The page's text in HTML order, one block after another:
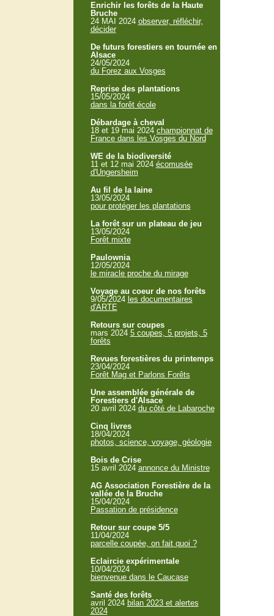
Enrichir les forêts de la Haute
Bruche
24 MAI 2024 observer, réfléchir,
décider
De futurs forestiers en tournée en
Alsace
24/05/2024
du Forez aux Vosges
Reprise des plantations
15/05/2024
dans la forêt école
Débardage à cheval
18 et 19 mai 2024 championnat de
France dans les Vosges du Nord
WE de la biodiversité
11 et 12 mai 2024 écomusée
d'Ungersheim
Au fil de la laine
13/05/2024
pour protéger les plantations
La forêt sur un plateau de jeu
13/05/2024
Forêt mixte
Paulownia
12/05/2024
le miracle proche du mirage
Voyage au coeur de nos forêts
9/05/2024 les documentaires
d'ARTE
Retours sur coupes
mars 2024 5 coupes, 5 projets, 5
forêts
Revues forestières du printemps
23/04/2024
Forêt Mag et Parlons Forêts
Une assemblée générale de
Forestiers d'Alsace
20 avril 2024 du côté de Labaroche
Cinq livres
18/04/2024
photos, science, voyage, géologie
Bois de Crise
15 avril 2024 annonce du Ministre
AG Association Forestière de la
vallée de la Bruche
15/04/2024
Passation de présidence
Retour sur coupe 5/5
11/04/2024
parcelle coupée, on fait quoi ?
Eclaircie expérimentale
10/04/2024
bienvenue dans le Caucase
Santé des forêts
avril 2024 bilan 2023 et alertes
2024